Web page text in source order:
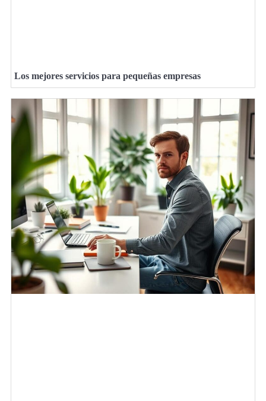
Los mejores servicios para pequeñas empresas